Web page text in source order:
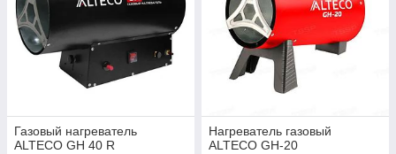
Газовый нагреватель
ALTECO GH 40 R
Нагреватель газовый
ALTECO GH-20